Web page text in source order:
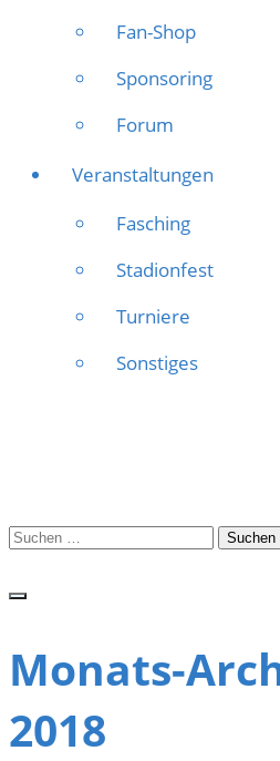
Fan-Shop
Sponsoring
Forum
Veranstaltungen
Fasching
Stadionfest
Turniere
Sonstiges
Suchen
Monats-
2018